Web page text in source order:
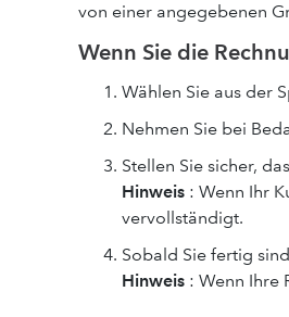
von einer angegebenen
Wenn Sie die
Wählen Sie aus der
Nehmen Sie bei
Stellen Sie sicher,
Hinweis : Wenn Ihr
vervollständigt.
Sobald Sie fertig
Hinweis : Wenn Ihre